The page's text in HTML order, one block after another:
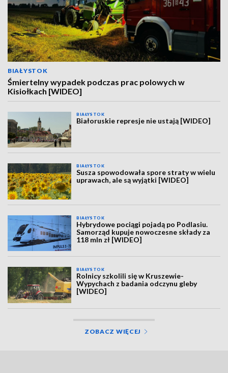
BIAŁYSTOK
Śmiertelny wypadek podczas prac polowych w
Kisiołkach [WIDEO]
BIAŁYSTOK
Białoruskie represje nie ustają [WIDEO]
BIAŁYSTOK
Susza spowodowała spore straty w wielu
uprawach, ale są wyjątki [WIDEO]
BIAŁYSTOK
Hybrydowe pociągi pojadą po Podlasiu.
Samorząd kupuje nowoczesne składy za
118 mln zł [WIDEO]
BIAŁYSTOK
Rolnicy szkolili się w Kruszewie-
Wypychach z badania odczynu gleby
[WIDEO]
ZOBACZ WIĘCEJ